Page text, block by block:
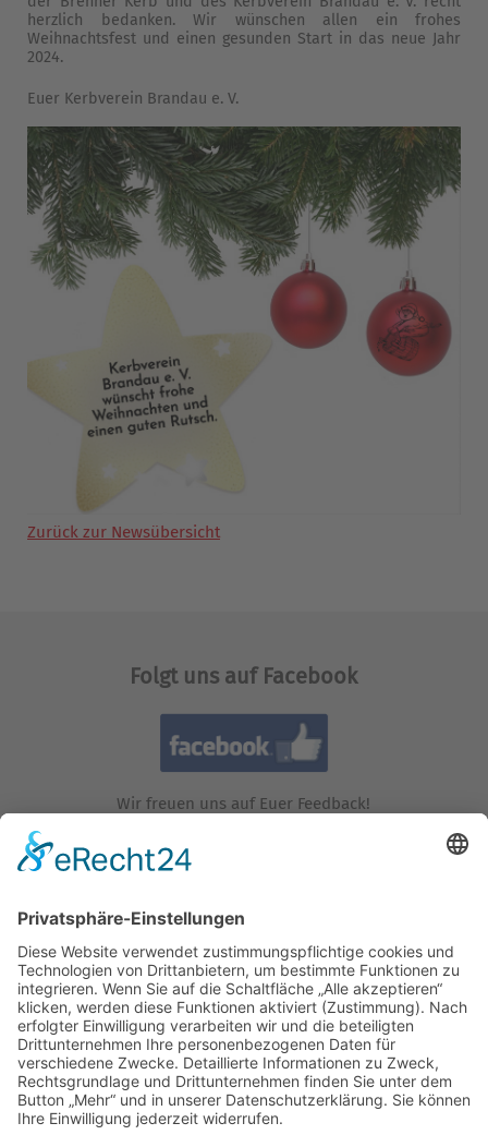
herzlich bedanken. Wir wünschen allen ein frohes
Weihnachtsfest und einen gesunden Start in das neue Jahr
2024.
Euer Kerbverein Brandau e. V.
Zurück zur Newsübersicht
Folgt uns auf Facebook
Wir freuen uns auf Euer Feedback!
Folgt uns auf Instagram!
Wir freuen uns auf Euren Besuch!
Besucht uns auf YouTube!